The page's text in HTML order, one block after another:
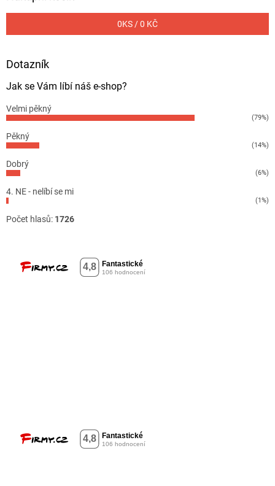
0KS /0 KČ
Dotazník
Jak se Vám líbí náš e-shop?
Velmi pěkný
(79%)
Pěkný
(14%)
Dobrý
(6%)
4. NE - nelíbí se mi
(1%)
Počet hlasů: 1726